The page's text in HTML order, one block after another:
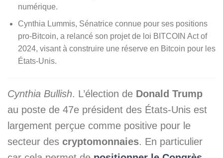
numérique.
Cynthia Lummis, Sénatrice connue pour ses positions
pro-Bitcoin, a relancé son projet de loi BITCOIN Act of
2024, visant à construire une réserve en Bitcoin pour les
États-Unis.
Cynthia Bullish. L’élection de Donald Trump
au poste de 47e président des États-Unis est
largement perçue comme positive pour le
secteur des cryptomonnaies. En particulier